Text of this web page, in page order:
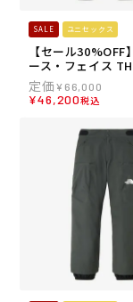
SALE ユニセックス
【セール30%OFF
ース・フェイス
H FACE スノボー
ノーボード ウェア
イバック ライド
SE メンズ レディ
セックス 25-26
¥ 66,000
¥46,200税込